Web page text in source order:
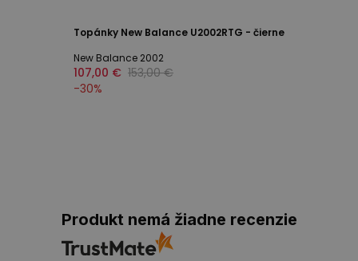
Topánky New Balance U2002RTG - čierne
New Balance 2002
107,00 € 153,00 €
-30%
Produkt nemá žiadne recenzie